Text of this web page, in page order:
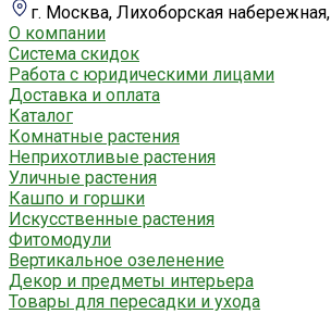
г. Москва, Лихоборская
О компании
Система скидок
Работа с юридическими лицами
Доставка и оплата
Каталог
Комнатные растения
Неприхотливые растения
Уличные растения
Кашпо и горшки
Искусственные растения
Фитомодули
Вертикальное озеленение
Декор и предметы интерьера
Товары для пересадки и ухода